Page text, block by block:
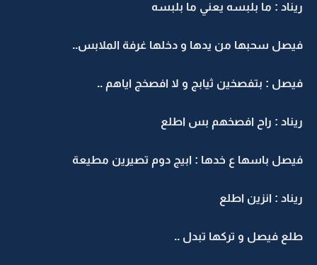
ريناد : ما بلبسه يعني ما بلبسه
فيصل سحبها من يدها و دخلها غرفة الملابس..
فيصل : بتفصخين ثيابج و لا افصخج اياهم ..
ريناد : راح افصخهم بس اطلع
فيصل باسها ع خدها : ابيج دوم تصيرين مطيعة
ريناد : انزين اطلع
طلع فيصل و تركها تبدل ..